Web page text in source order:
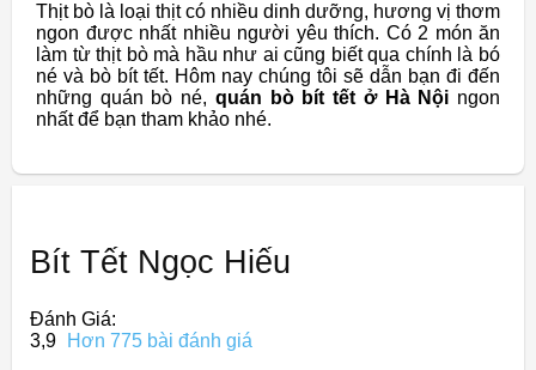
Thịt bò là loại thịt có nhiều dinh dưỡng, hương vị thơm
ngon được nhất nhiều người yêu thích. Có 2 món ăn
làm từ thịt bò mà hầu như ai cũng biết qua chính là bó
né và bò bít tết. Hôm nay chúng tôi sẽ dẫn bạn đi đến
những quán bò né, quán bò bít tết ở Hà Nội ngon
nhất để bạn tham khảo nhé.
Bít Tết Ngọc Hiếu
Đánh Giá:
3,9
Hơn 775 bài đánh giá